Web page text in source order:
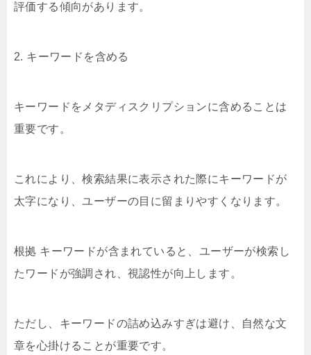
評価する傾向があります。
2. キーワードを含める
キーワードをメタディスクリプションに含めることは
重要です。
これにより、検索結果に表示された際にキーワードが
太字になり、ユーザーの目に留まりやすくなります。
根拠 キーワードが含まれていると、ユーザーが検索し
たワードが強調され、視認性が向上します。
ただし、キーワードの詰め込みすぎは避け、自然な文
章を心掛けることが重要です。